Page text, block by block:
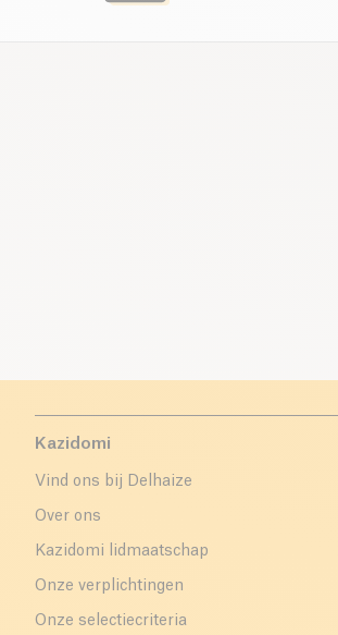
Kazidomi
Vind ons bij Delhaize
Over ons
Kazidomi lidmaatschap
Onze verplichtingen
Onze selectiecriteria